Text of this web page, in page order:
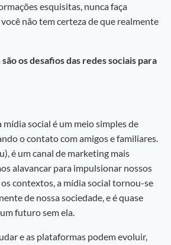
esquisitas, nunca faça
não tem certeza de que realmente
os desafios das redes sociais para
mídia social é um meio simples de
o contato com amigos e familiares.
é um canal de marketing mais
alavancar para impulsionar nossos
os contextos, a mídia social tornou-se
de nossa sociedade, e é quase
futuro sem ela.
e as plataformas podem evoluir,